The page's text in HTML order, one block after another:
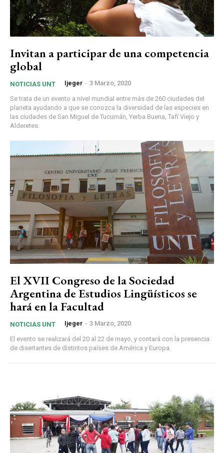
Invitan a participar de una competencia
global
NOTICIAS UNT Ijeger - 3 Marzo, 2020
Se trata de un evento a nivel mundial entre más de 260 ciudades del
planeta ayudando a que se conozca la diversidad de las especies en
las ciudades de San Miguel de Tucumán, Yerba Buena, Tafí Viejo y
Alderetes.
El XVII Congreso de la Sociedad
Argentina de Estudios Lingüísticos se
hará en la Facultad
NOTICIAS UNT Ijeger - 3 Marzo, 2020
El evento se realizará del 20 al 22 de mayo, y contará con la presencia
de disertantes de distintos países de América y Europa.